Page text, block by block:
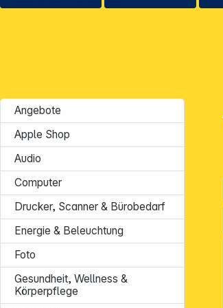
Angebote
Apple Shop
Audio
Computer
Drucker, Scanner & Bürobedarf
Energie & Beleuchtung
Foto
Gesundheit, Wellness &
Körperpflege